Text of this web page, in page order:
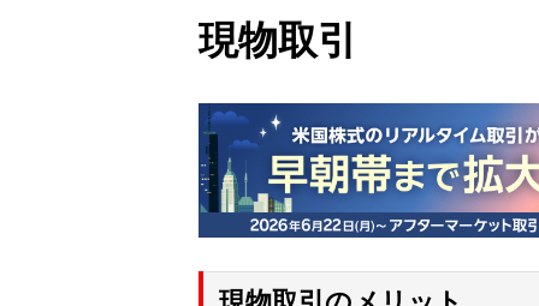
現物取引